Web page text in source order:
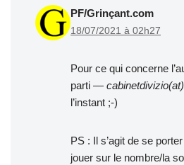
PF/Grinçant.com
18/07/2021 à 02h27
Pour ce qui concerne
parti —
l’instant ;-)
PS : Il s’agit de se
jouer sur le nombre/la